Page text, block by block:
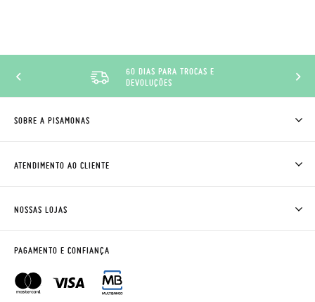
60 DIAS PARA TROCAS E
DEVOLUÇÕES
SOBRE A PISAMONAS
AVISO LEGAL, PRIVACIDADE E COOKIES
GUIA DE TAMANHOS
SALDOS
ATENDIMENTO AO CLIENTE
HORÁRIO
PERGUNTAS FREQUENTES
NOSSAS LOJAS
PAGAMENTO E CONFIANÇA